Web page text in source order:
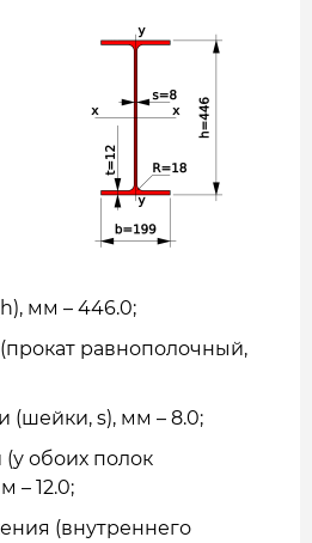
мм – 446.0;
равнополочный,
(шейки, s), мм – 8.0;
обоих полок
– 12.0;
(внутреннего